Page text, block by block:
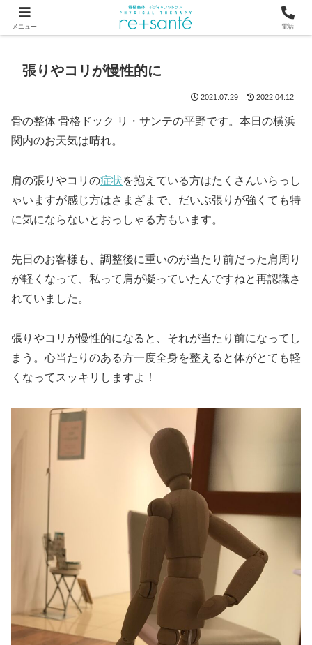
つらい首・肩こり・腰の痛みは、骨から見直す横浜市関内の整体
張りやコリが慢性的に
2021.07.29 2022.04.12
骨の整体 骨格ドック リ・サンテの平野です。本日の横浜
関内のお天気は晴れ。
肩の張りやコリの症状を抱えている方はたくさんいらっし
ゃいますが感じ方はさまざまで、だいぶ張りが強くても特
に気にならないとおっしゃる方もいます。
先日のお客様も、調整後に重いのが当たり前だった肩周り
が軽くなって、私って肩が凝っていたんですねと再認識さ
れていました。
張りやコリが慢性的になると、それが当たり前になってし
まう。心当たりのある方一度全身を整えると体がとても軽
くなってスッキリしますよ！
メニュー 電話